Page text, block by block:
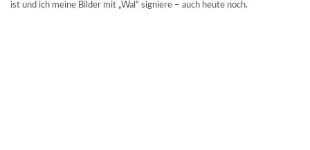
ist und ich meine Bilder mit „Wal“ signiere – auch heute noch.